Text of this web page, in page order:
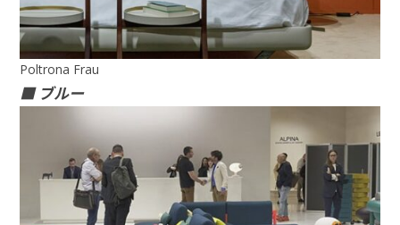
Poltrona Frau
■ ブルー